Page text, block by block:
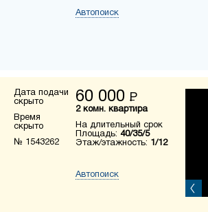
Автопоиск
Дата подачи
скрыто
Время
скрыто
№ 1543262
60 000 Р
2 комн. квартира
На длительный срок
Площадь: 40/35/5
Этаж/этажность: 1/12
Автопоиск